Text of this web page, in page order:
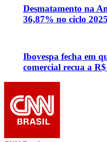
Desmatamento na
36,87% no ciclo
Ibovespa fecha em
comercial recua a